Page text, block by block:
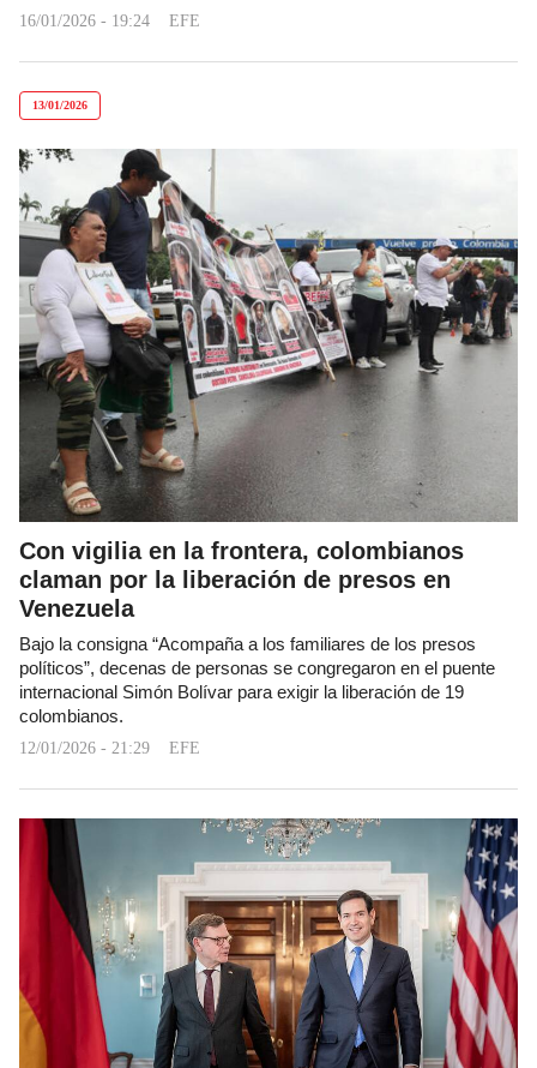
16/01/2026 - 19:24 EFE
13/01/2026
Con vigilia en la frontera, colombianos
claman por la liberación de presos en
Venezuela
Bajo la consigna “Acompaña a los familiares de los presos
políticos”, decenas de personas se congregaron en el puente
internacional Simón Bolívar para exigir la liberación de 19
colombianos.
12/01/2026 - 21:29 EFE